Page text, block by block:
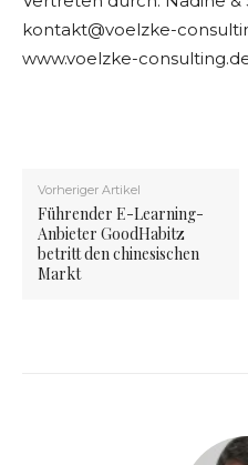
kontakt@voelzke-
www.voelzke-
Vorheriger Artikel
Führender E-Learning-
Anbieter GoodHabitz
betritt den chinesischen
Markt